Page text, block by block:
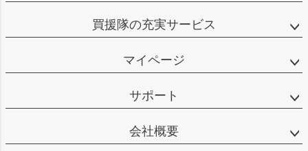
買援隊の充実サービス
マイページ
サポート
会社概要